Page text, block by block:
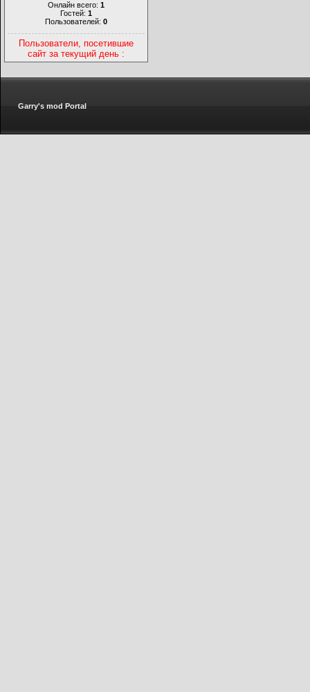
Онлайн всего: 1
Гостей: 1
Пользователей: 0
Пользователи, посетившие
сайт за текущий день :
Garry's mod Portal